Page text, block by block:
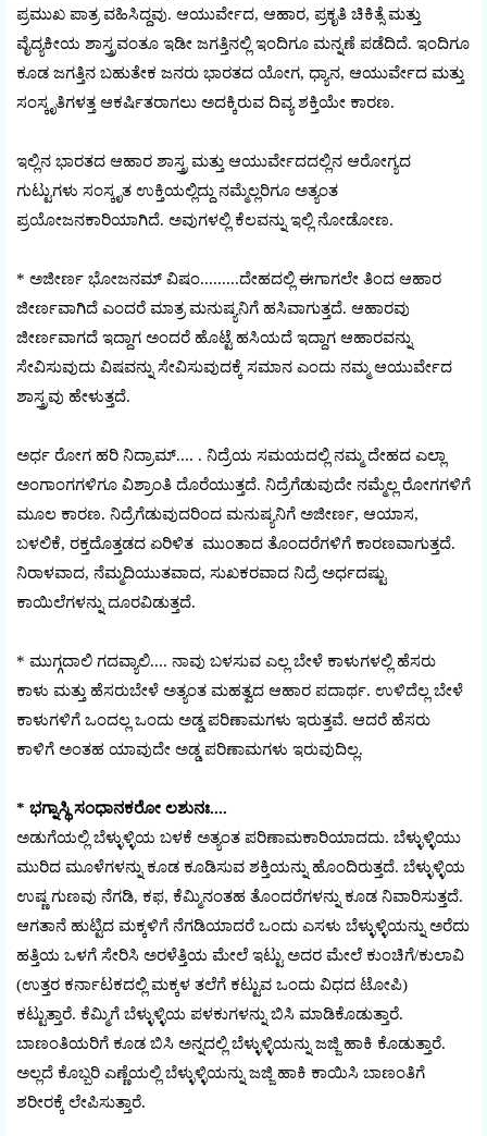
ಪ್ರಮುಖ ಪಾತ್ರ ವಹಿಸಿದ್ದವು. ಆಯುರ್ವೇದ, ಆಹಾರ, ಪ್ರಕೃತಿ ಚಿಕಿತ್ಸೆ ಮತ್ತು
ವೈದ್ಯಕೀಯ ಶಾಸ್ತ್ರವಂತೂ ಇಡೀ ಜಗತ್ತಿನಲ್ಲಿ ಇಂದಿಗೂ ಮನ್ನಣೆ ಪಡೆದಿದೆ. ಇಂದಿಗೂ
ಕೂಡ ಜಗತ್ತಿನ ಬಹುತೇಕ ಜನರು ಭಾರತದ ಯೋಗ, ಧ್ಯಾನ, ಆಯುರ್ವೇದ ಮತ್ತು
ಸಂಸ್ಕೃತಿಗಳತ್ತ ಆಕರ್ಷಿತರಾಗಲು ಅದಕ್ಕಿರುವ ದಿವ್ಯ ಶಕ್ತಿಯೇ ಕಾರಣ.
ಇಲ್ಲಿನ ಭಾರತದ ಆಹಾರ ಶಾಸ್ತ್ರ ಮತ್ತು ಆಯುರ್ವೇದದಲ್ಲಿನ ಆರೋಗ್ಯದ
ಗುಟ್ಟುಗಳು ಸಂಸ್ಕೃತ ಉಕ್ತಿಯಲ್ಲಿದ್ದು ನಮ್ಮೆಲ್ಲರಿಗೂ ಅತ್ಯಂತ
ಪ್ರಯೋಜನಕಾರಿಯಾಗಿದೆ. ಅವುಗಳಲ್ಲಿ ಕೆಲವನ್ನು ಇಲ್ಲಿ ನೋಡೋಣ.
* ಅಜೀರ್ಣ ಭೋಜನಮ್ ವಿಷಂ.........ದೇಹದಲ್ಲಿ ಈಗಾಗಲೇ ತಿಂದ ಆಹಾರ
ಜೀರ್ಣವಾಗಿದೆ ಎಂದರೆ ಮಾತ್ರ ಮನುಷ್ಯನಿಗೆ ಹಸಿವಾಗುತ್ತದೆ. ಆಹಾರವು
ಜೀರ್ಣವಾಗದೆ ಇದ್ದಾಗ ಅಂದರೆ ಹೊಟ್ಟೆ ಹಸಿಯದೆ ಇದ್ದಾಗ ಆಹಾರವನ್ನು
ಸೇವಿಸುವುದು ವಿಷವನ್ನು ಸೇವಿಸುವುದಕ್ಕೆ ಸಮಾನ ಎಂದು ನಮ್ಮ ಆಯುರ್ವೇದ
ಶಾಸ್ತ್ರವು ಹೇಳುತ್ತದೆ.
ಅರ್ಧ ರೋಗ ಹರಿ ನಿದ್ರಾಮ್.... . ನಿದ್ರೆಯ ಸಮಯದಲ್ಲಿ ನಮ್ಮ ದೇಹದ ಎಲ್ಲಾ
ಅಂಗಾಂಗಗಳಿಗೂ ವಿಶ್ರಾಂತಿ ದೊರೆಯುತ್ತದೆ. ನಿದ್ರೆಗೆಡುವುದೇ ನಮ್ಮೆಲ್ಲ ರೋಗಗಳಿಗೆ
ಮೂಲ ಕಾರಣ. ನಿದ್ರೆಗೆಡುವುದರಿಂದ ಮನುಷ್ಯನಿಗೆ ಅಜೀರ್ಣ, ಆಯಾಸ,
ಬಳಲಿಕೆ, ರಕ್ತದೊತ್ತಡದ ಏರಿಳಿತ ಮುಂತಾದ ತೊಂದರೆಗಳಿಗೆ ಕಾರಣವಾಗುತ್ತದೆ.
ನಿರಾಳವಾದ, ನೆಮ್ಮದಿಯುತವಾದ, ಸುಖಕರವಾದ ನಿದ್ರೆ ಅರ್ಧದಷ್ಟು
ಕಾಯಿಲೆಗಳನ್ನು ದೂರವಿಡುತ್ತದೆ.
* ಮುಗ್ಗದಾಲಿ ಗದವ್ಯಾಲಿ.... ನಾವು ಬಳಸುವ ಎಲ್ಲ ಬೇಳೆ ಕಾಳುಗಳಲ್ಲಿ ಹೆಸರು
ಕಾಳು ಮತ್ತು ಹೆಸರುಬೇಳೆ ಅತ್ಯಂತ ಮಹತ್ವದ ಆಹಾರ ಪದಾರ್ಥ. ಉಳಿದೆಲ್ಲ ಬೇಳೆ
ಕಾಳುಗಳಿಗೆ ಒಂದಲ್ಲ ಒಂದು ಅಡ್ಡ ಪರಿಣಾಮಗಳು ಇರುತ್ತವೆ. ಆದರೆ ಹೆಸರು
ಕಾಳಿಗೆ ಅಂತಹ ಯಾವುದೇ ಅಡ್ಡ ಪರಿಣಾಮಗಳು ಇರುವುದಿಲ್ಲ.
* ಭಗ್ನಾಸ್ಥಿ ಸಂಧಾನಕರೋ ಲಶುನಃ....
ಅಡುಗೆಯಲ್ಲಿ ಬೆಳ್ಳುಳ್ಳಿಯ ಬಳಕೆ ಅತ್ಯಂತ ಪರಿಣಾಮಕಾರಿಯಾದದು. ಬೆಳ್ಳುಳ್ಳಿಯು
ಮುರಿದ ಮೂಳೆಗಳನ್ನು ಕೂಡ ಕೂಡಿಸುವ ಶಕ್ತಿಯನ್ನು ಹೊಂದಿರುತ್ತದೆ. ಬೆಳ್ಳುಳ್ಳಿಯ
ಉಷ್ಣ ಗುಣವು ನೆಗಡಿ, ಕಫ, ಕೆಮ್ಮಿನಂತಹ ತೊಂದರೆಗಳನ್ನು ಕೂಡ ನಿವಾರಿಸುತ್ತದೆ.
ಆಗತಾನೆ ಹುಟ್ಟಿದ ಮಕ್ಕಳಿಗೆ ನೆಗಡಿಯಾದರೆ ಒಂದು ಎಸಳು ಬೆಳ್ಳುಳ್ಳಿಯನ್ನು ಅರೆದು
ಹತ್ತಿಯ ಒಳಗೆ ಸೇರಿಸಿ ಅರಳೆತ್ತಿಯ ಮೇಲೆ ಇಟ್ಟು ಅದರ ಮೇಲೆ ಕುಂಚಿಗೆ/ಕುಲಾವಿ
(ಉತ್ತರ ಕರ್ನಾಟಕದಲ್ಲಿ ಮಕ್ಕಳ ತಲೆಗೆ ಕಟ್ಟುವ ಒಂದು ವಿಧದ ಟೋಪಿ)
ಕಟ್ಟುತ್ತಾರೆ. ಕೆಮ್ಮಿಗೆ ಬೆಳ್ಳುಳ್ಳಿಯ ಪಳಕುಗಳನ್ನು ಬಿಸಿ ಮಾಡಿಕೊಡುತ್ತಾರೆ.
ಬಾಣಂತಿಯರಿಗೆ ಕೂಡ ಬಿಸಿ ಅನ್ನದಲ್ಲಿ ಬೆಳ್ಳುಳ್ಳಿಯನ್ನು ಜಜ್ಜಿ ಹಾಕಿ ಕೊಡುತ್ತಾರೆ.
ಅಲ್ಲದೆ ಕೊಬ್ಬರಿ ಎಣ್ಣೆಯಲ್ಲಿ ಬೆಳ್ಳುಳ್ಳಿಯನ್ನು ಜಜ್ಜಿ ಹಾಕಿ ಕಾಯಿಸಿ ಬಾಣಂತಿಗೆ
ಶರೀರಕ್ಕೆ ಲೇಪಿಸುತ್ತಾರೆ.